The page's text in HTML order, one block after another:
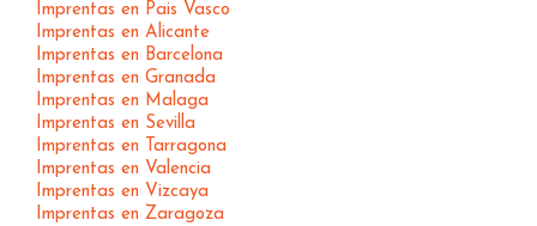
Imprentas en Pais Vasco
Imprentas en Alicante
Imprentas en Barcelona
Imprentas en Granada
Imprentas en Malaga
Imprentas en Sevilla
Imprentas en Tarragona
Imprentas en Valencia
Imprentas en Vizcaya
Imprentas en Zaragoza